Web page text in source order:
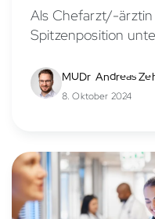
Als Chefarzt/-ärztin
Spitzenposition
deine medizinische
anspruchsvolle
MUDr. Andreas
8. Oktober 2024